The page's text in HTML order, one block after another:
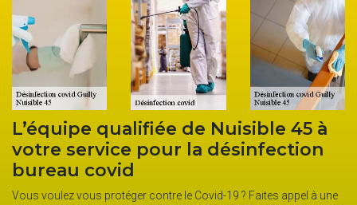
à
à une
La fréquence du nettoyage des
locaux professionnels contre le
Covid par la société Nuisible 45
La société Nuisible 45 maitrise toutes les techniques pour